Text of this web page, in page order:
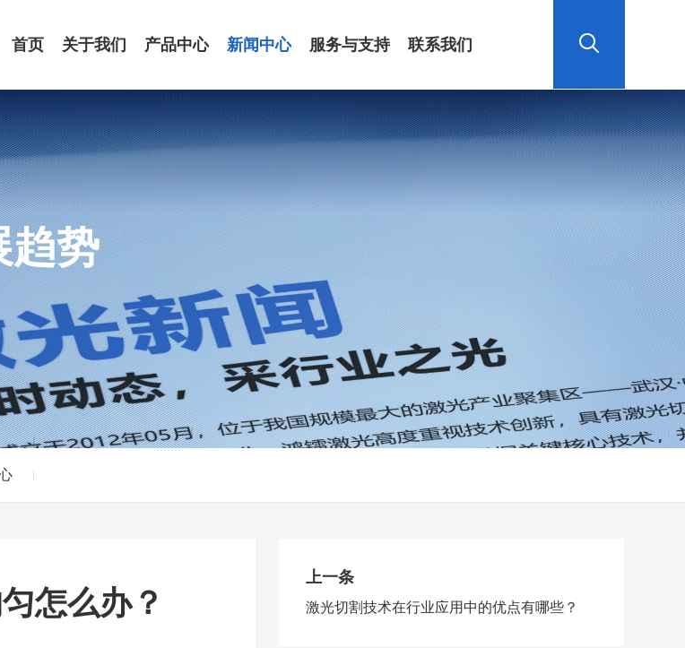
首页 关于我们 产品中心 新闻中心 服务与支持 联系我们
趋势
怎么办？
上一条
激光切割技术在行业应用中的优点有哪些？